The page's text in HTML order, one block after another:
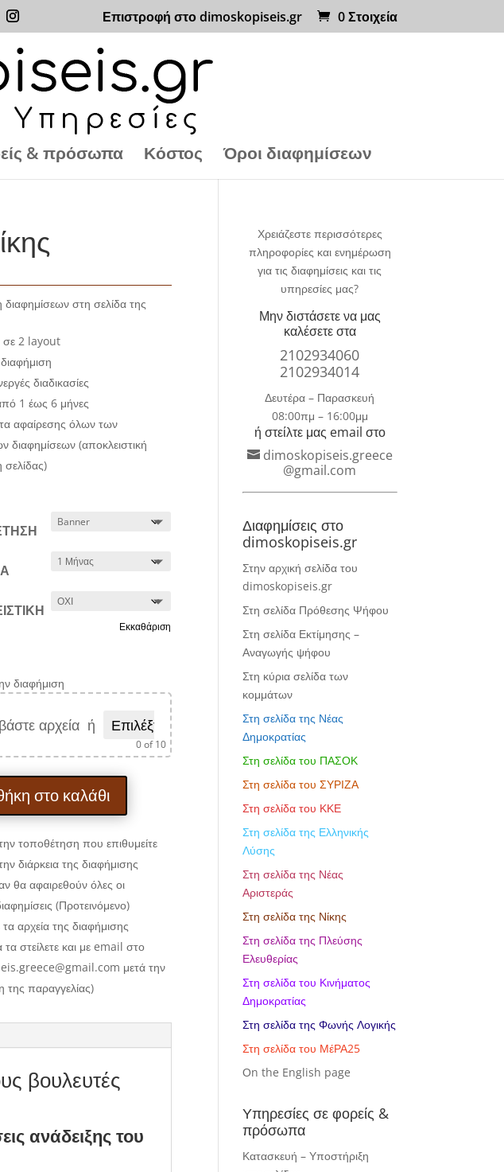
Επιστροφή στο dimoskopiseis.gr 0 Στοιχεία
& πρόσωπα Κόστος Όροι διαφημίσεων
στη σελίδα της
2 layout
διαδικασίες
1 έως 6 μήνες
αφαίρεσης όλων των
διαφημίσεων (αποκλειστική
σελίδας)
Εκκαθάριση
διαφήμιση
αρχεία ή Επιλέξτε
0of 10
στο καλάθι
τοποθέτηση που επιθυμείτε
διάρκεια της διαφήμισης
θα αφαιρεθούν όλες οι
(Προτεινόμενο)
αρχεία της διαφήμισης
τα στείλετε και με email στο
μετά την
παραγγελίας)
βουλευτές
ανάδειξης του
Χρειάζεστε περισσότερες
πληροφορίες και ενημέρωση
για τις διαφημίσεις και τις
υπηρεσίες μας?
Μην διστάσετε να μας
καλέσετε στα
2102934060
2102934014
Δευτέρα – Παρασκευή
08:00πμ – 16:00μμ
ή στείλτε μας email στο
dimoskopiseis.greece
@gmail.com
Διαφημίσεις στο
dimoskopiseis.gr
Στην αρχική σελίδα του
dimoskopiseis.gr
Στη σελίδα Πρόθεσης Ψήφου
Στη σελίδα Εκτίμησης –
Αναγωγής ψήφου
Στη κύρια σελίδα των
κομμάτων
Στη σελίδα της Νέας
Δημοκρατίας
Στη σελίδα του ΠΑΣΟΚ
Στη σελίδα του ΣΥΡΙΖΑ
Στη σελίδα του ΚΚΕ
Στη σελίδα της Ελληνικής
Λύσης
Στη σελίδα της Νέας
Αριστεράς
Στη σελίδα της Νίκης
Στη σελίδα της Πλεύσης
Ελευθερίας
Στη σελίδα του Κινήματος
Δημοκρατίας
Στη σελίδα της Φωνής Λογικής
Στη σελίδα του ΜέΡΑ25
Οn the English page
Υπηρεσίες σε φορείς &
πρόσωπα
Κατασκευή – Υποστήριξη